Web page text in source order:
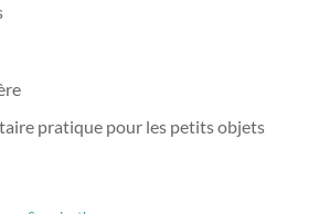
pratique pour les petits objets